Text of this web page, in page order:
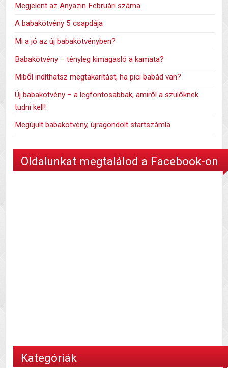
Megjelent az Anyazin Februári száma
A babakötvény 5 csapdája
Mi a jó az új babakötvényben?
Babakötvény – tényleg kimagasló a kamata?
Miből indíthatsz megtakarítást, ha pici babád van?
Új babakötvény – a legfontosabbak, amiről a szülőknek
tudni kell!
Megújult babakötvény, újragondolt startszámla
Oldalunkat megtalálod a Facebook-on
Kategóriák